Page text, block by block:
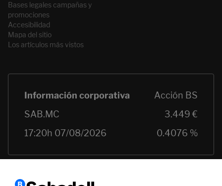
Bases legales campañas y
promociones
Accesibilidad
Mapa del sitio
Los artículos más vistos